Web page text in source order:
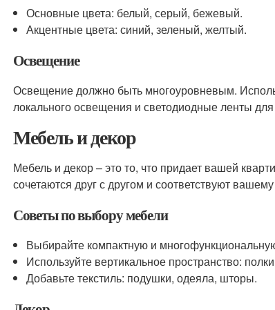
Основные цвета: белый, серый, бежевый.
Акцентные цвета: синий, зеленый, желтый.
Освещение
Освещение должно быть многоуровневым.
локального освещения и светодиодные ленты
Мебель и декор
Мебель и декор – это то, что придает вашей
сочетаются друг с другом и соответствуют
Советы по выбору мебели
Выбирайте компактную и
Используйте вертикальное пространство:
Добавьте текстиль: подушки, одеяла, шторы.